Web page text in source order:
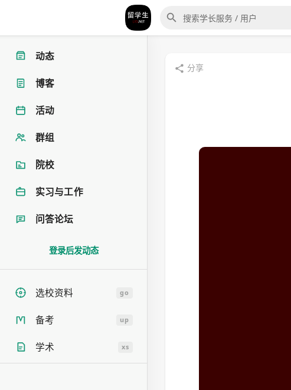
动态
博客
活动
群组
院校
实习与工作
问答论坛
登录后发动态
选校资料 go
备考 up
学术 xs
分享